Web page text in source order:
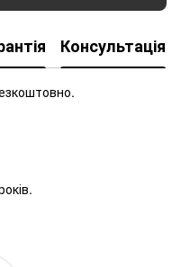
Консультація